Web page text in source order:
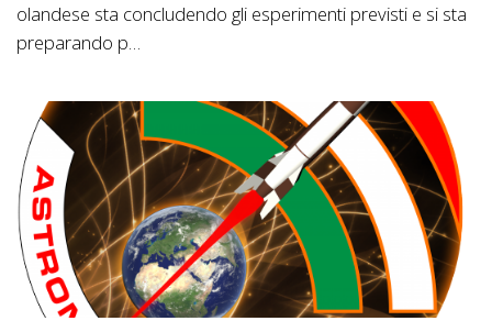
olandese sta concludendo gli esperimenti previsti e si sta
preparando p…